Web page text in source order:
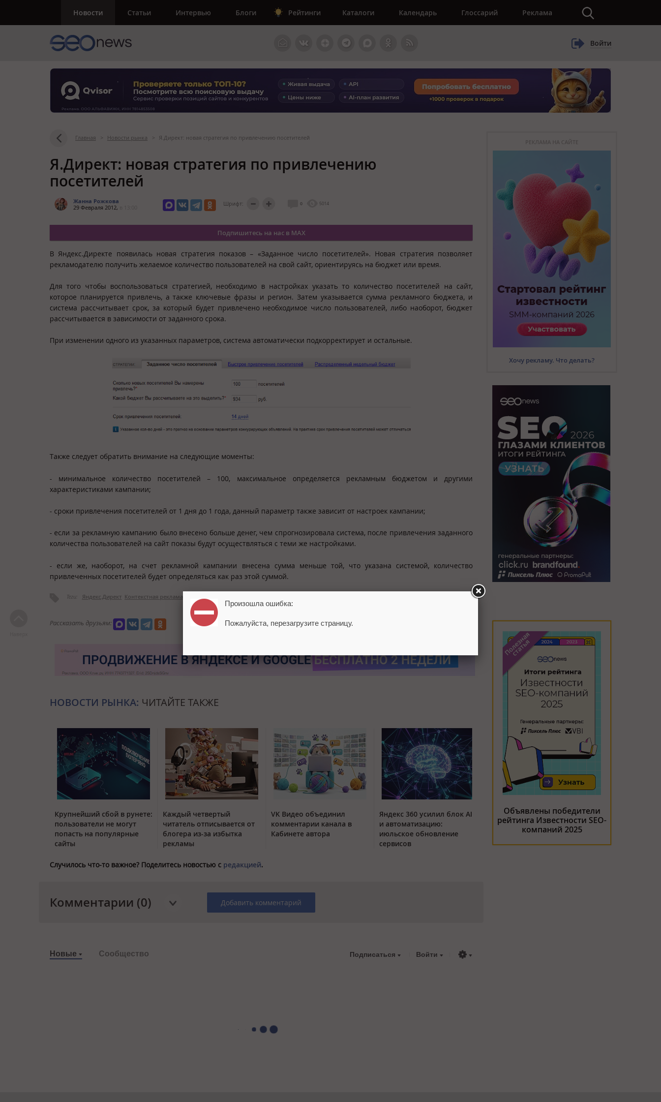
Новости Статьи Интервью Блоги Рейтинги Каталоги Календарь Глоссарий Реклама
Войти
Главная > Новости рынка > Я.Директ: новая стратегия по привлечению посетителей
Я.Директ: новая стратегия по привлечению
посетителей
Жанна Рожкова
29 Февраля 2012,
Шрифт: 0 5014
Подпишитесь на нас в MAX
В Яндекс.Директе появилась новая стратегия показов – «Заданное число посетителей». Новая стратегия позволяет
рекламодателю получить желаемое количество пользователей на свой сайт, ориентируясь на бюджет или время.
Для того чтобы воспользоваться стратегией, необходимо в настройках указать то количество посетителей на сайт,
которое планируется привлечь, а также ключевые фразы и регион. Затем указывается сумма рекламного бюджета, и
система рассчитывает срок, за который будет привлечено необходимое число пользователей, либо наоборот, бюджет
рассчитывается в зависимости от заданного срока.
При изменении одного из указанных параметров, система автоматически подкорректирует и остальные.
Также следует обратить внимание на следующие моменты:
- минимальное количество посетителей – 100, максимальное определяется рекламным бюджетом и другими
характеристиками кампании;
- сроки привлечения посетителей от 1 дня до 1 года, данный параметр также зависит от настроек кампании;
- если за рекламную кампанию было внесено больше денег, чем спрогнозировала система, после привлечения заданного
количества пользователей на сайт показы будут осуществляться с теми же настройками.
- если же, наоборот, на счет рекламной кампании внесена сумма меньше той, что указана системой, количество
привлеченных посетителей будет определяться как раз этой суммой.
Теги: Яндекс.Директ Контекстная реклама
Рассказать друзьям:
НОВОСТИ РЫНКА: ЧИТАЙТЕ ТАКЖЕ
Крупнейший сбой в рунете:
пользователи не могут
попасть на популярные
сайты
Каждый четвертый
читатель отписывается от
блогера из-за избытка
рекламы
VK Видео объединил
комментарии канала в
Кабинете автора
Яндекс 360 усилил блок AI
и автоматизацию:
июльское обновление
сервисов
Случилось что-то важное? Поделитесь новостью с редакцией.
Комментарии (0) Добавить комментарий
Новые Сообщество Подписаться Войти
РЕКЛАМА НА САЙТЕ
Хочу рекламу. Что делать?
Объявлены победители
рейтинга Известности SEO-
компаний 2025
Произошла ошибка:
Пожалуйста, перезагрузите страницу.